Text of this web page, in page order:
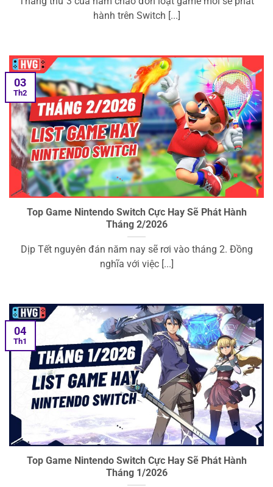
hành trên Switch [...]
Top Game Nintendo Switch Cực Hay Sẽ Phát Hành
Tháng 2/2026
Dịp Tết nguyên đán năm nay sẽ rơi vào tháng 2. Đồng
nghĩa với việc [...]
03
Th2
Top Game Nintendo Switch Cực Hay Sẽ Phát Hành
Tháng 1/2026
04
Th1